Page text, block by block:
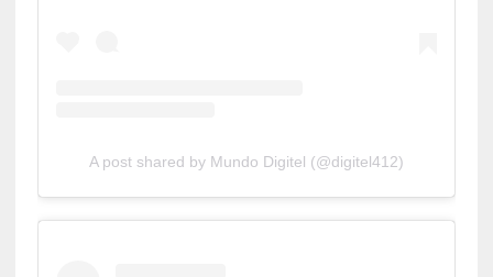
A post shared by Mundo Digitel (@digitel412)